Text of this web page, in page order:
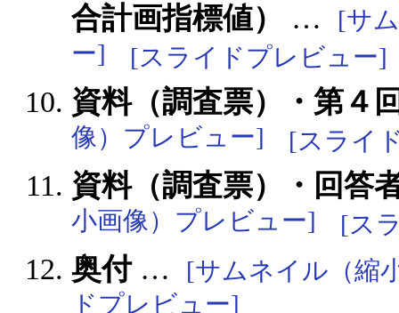
合計画指標値）
… [サ
ー] [スライドプレビュー]
資料（調査票）・第４
像）プレビュー]
[スライ
資料（調査票）・回答
小画像）プレビュー]
[ス
奥付… [サムネイル（縮
ドプレビュー]